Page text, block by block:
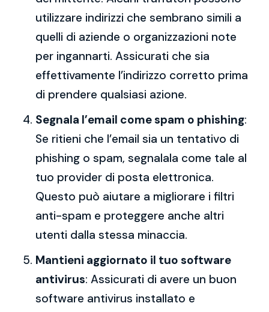
utilizzare indirizzi che sembrano simili a
quelli di aziende o organizzazioni note
per ingannarti. Assicurati che sia
effettivamente l’indirizzo corretto prima
di prendere qualsiasi azione.
Segnala l’email come spam o phishing:
Se ritieni che l’email sia un tentativo di
phishing o spam, segnalala come tale al
tuo provider di posta elettronica.
Questo può aiutare a migliorare i filtri
anti-spam e proteggere anche altri
utenti dalla stessa minaccia.
Mantieni aggiornato il tuo software
antivirus: Assicurati di avere un buon
software antivirus installato e